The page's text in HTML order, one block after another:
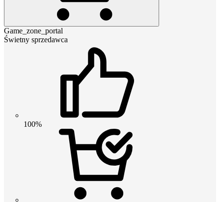
Game_zone_portal
Świetny sprzedawca
100%